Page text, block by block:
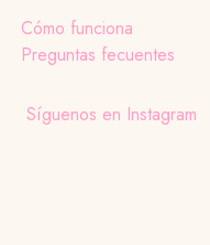
Cómo funciona
Preguntas fecuentes
Síguenos en Instagram